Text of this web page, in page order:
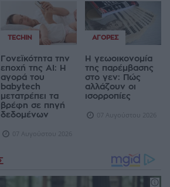
TECHIN
Γονεϊκότητα την
εποχή της AI: Η
αγορά του
babytech
μετατρέπει τα
βρέφη σε πηγή
δεδομένων
07 Αυγούστου 2026
ΑΓΟΡΈΣ
Η γεωοικονομία
της παρέμβασης
στο γεν: Πώς
αλλάζουν οι
ισορροπίες
07 Αυγούστου 2026